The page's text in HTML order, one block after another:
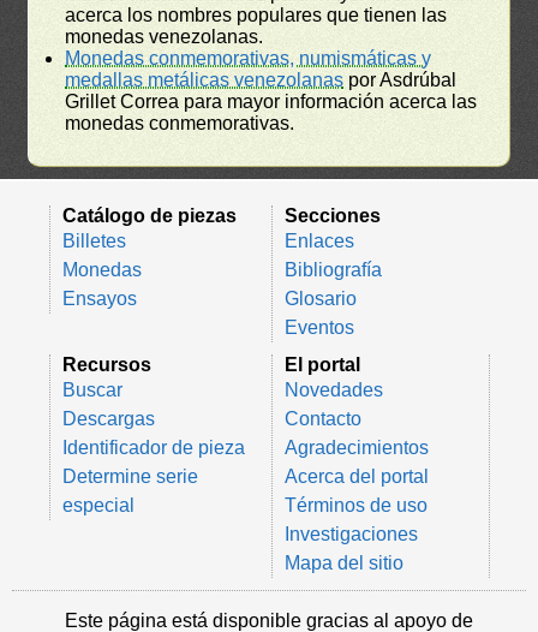
acerca los nombres populares que tienen las
monedas venezolanas.
Monedas conmemorativas, numismáticas y
medallas metálicas venezolanas por Asdrúbal
Grillet Correa para mayor información acerca las
monedas conmemorativas.
Catálogo de piezas
Billetes
Monedas
Ensayos
Secciones
Enlaces
Bibliografía
Glosario
Eventos
Recursos
Buscar
Descargas
Identificador de pieza
Determine serie
especial
El portal
Novedades
Contacto
Agradecimientos
Acerca del portal
Términos de uso
Investigaciones
Mapa del sitio
Este página está disponible gracias al apoyo de